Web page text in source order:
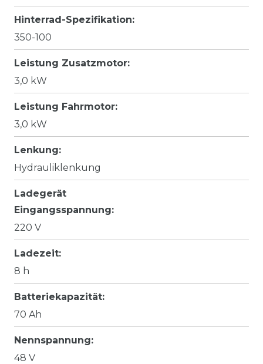
Hinterrad-Spezifikation:
350-100
Leistung Zusatzmotor:
3,0 kW
Leistung Fahrmotor:
3,0 kW
Lenkung:
Hydrauliklenkung
Ladegerät
Eingangsspannung:
220 V
Ladezeit:
8 h
Batteriekapazität:
70 Ah
Nennspannung:
48 V